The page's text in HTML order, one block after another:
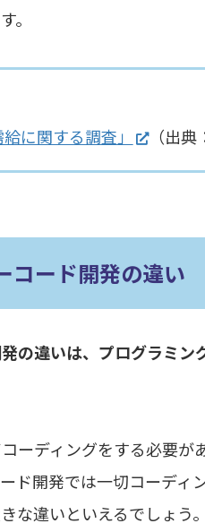
。
給に関する調査」
（出典
コード開発の違い
の違いは、プログラミン
ーディングをする必要
ド開発では一切コーディ
な違いといえるでしょう。